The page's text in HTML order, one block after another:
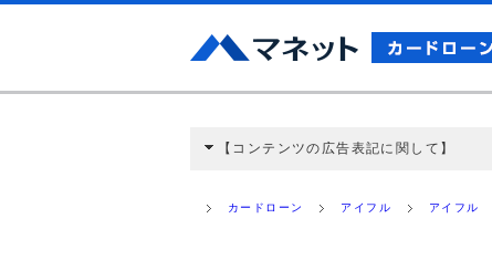
【コンテンツの広告表記に関して】
ミ収集などに基づき、公平性を担保した情
カードローン アイフル アイフル